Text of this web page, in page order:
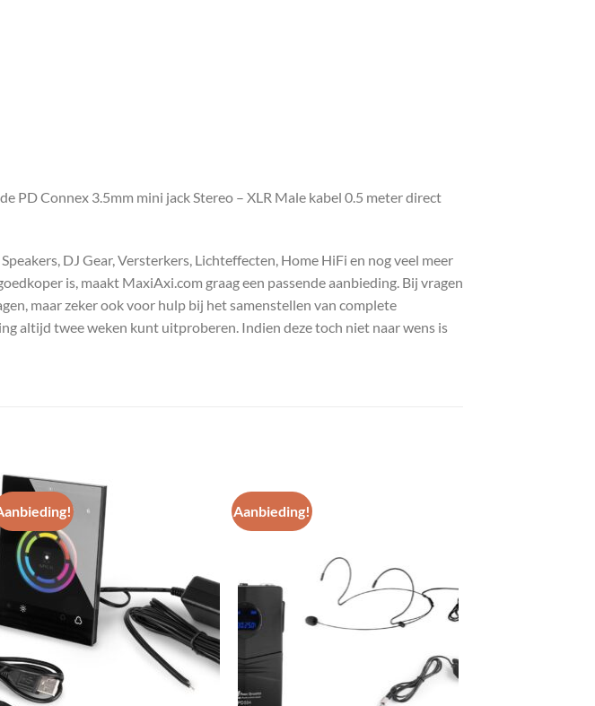
PD Connex 3.5mm mini jack Stereo – XLR Male kabel 0.5 meter direct
DJ Gear, Versterkers, Lichteffecten, Home HiFi en nog veel meer
is, maakt MaxiAxi.com graag een passende aanbieding. Bij vragen
maar zeker ook voor hulp bij het samenstellen van complete
altijd twee weken kunt uitproberen. Indien deze toch niet naar wens is
Aanbieding!
wenslijst